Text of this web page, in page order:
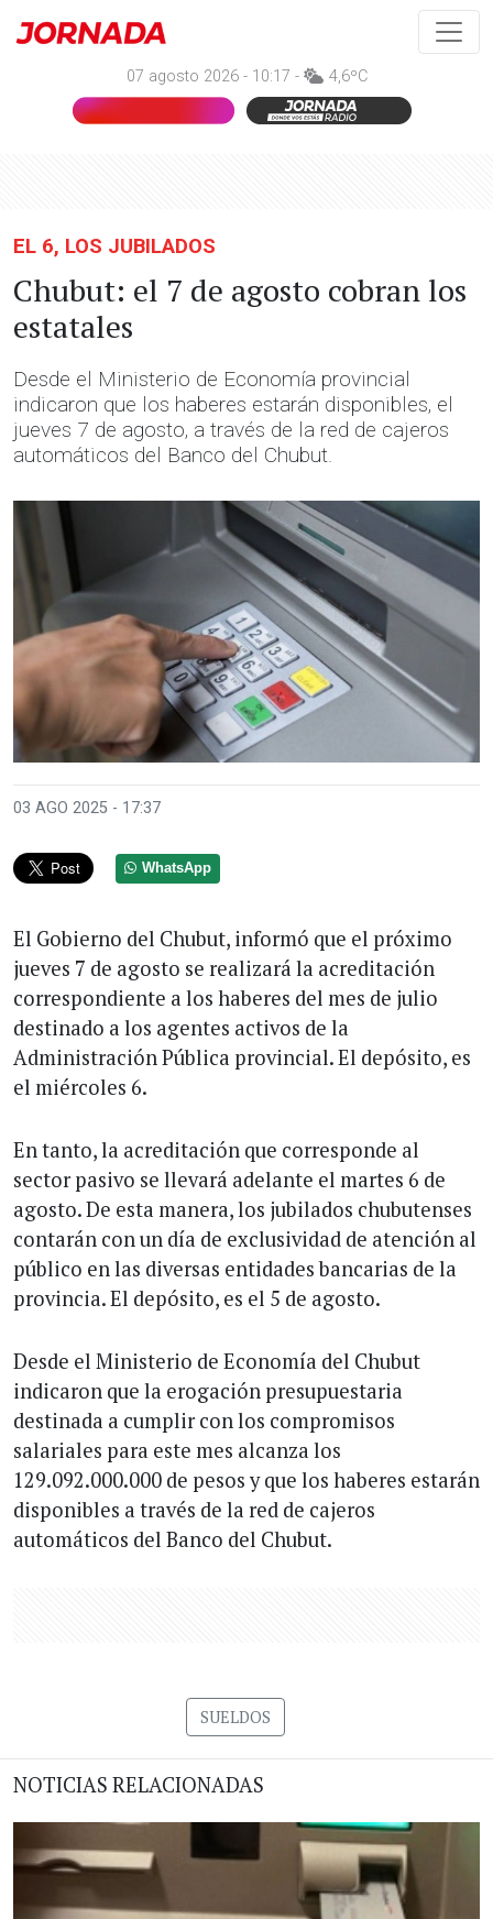
07 agosto 2026 - 10:17 - 4,6ºC
EL 6, LOS JUBILADOS
Chubut: el 7 de agosto cobran los
estatales
Desde el Ministerio de Economía provincial
indicaron que los haberes estarán disponibles, el
jueves 7 de agosto, a través de la red de cajeros
automáticos del Banco del Chubut.
03 AGO 2025 - 17:37
WhatsApp
El Gobierno del Chubut, informó que el próximo
jueves 7 de agosto se realizará la acreditación
correspondiente a los haberes del mes de julio
destinado a los agentes activos de la
Administración Pública provincial. El depósito, es
el miércoles 6.
En tanto, la acreditación que corresponde al
sector pasivo se llevará adelante el martes 6 de
agosto. De esta manera, los jubilados chubutenses
contarán con un día de exclusividad de atención al
público en las diversas entidades bancarias de la
provincia. El depósito, es el 5 de agosto.
Desde el Ministerio de Economía del Chubut
indicaron que la erogación presupuestaria
destinada a cumplir con los compromisos
salariales para este mes alcanza los
129.092.000.000 de pesos y que los haberes estarán
disponibles a través de la red de cajeros
automáticos del Banco del Chubut.
SUELDOS
NOTICIAS RELACIONADAS